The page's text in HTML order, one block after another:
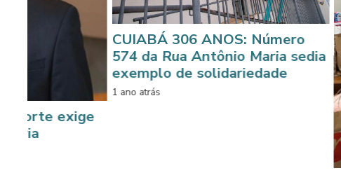
CUIABÁ 306 ANOS: Número
574 da Rua Antônio Maria sedia
exemplo de solidariedade
1 ano atrás